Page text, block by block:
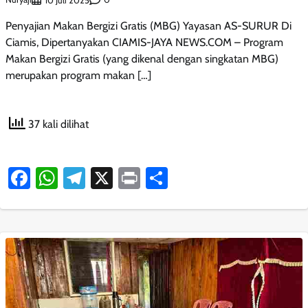
Penyajian Makan Bergizi Gratis (MBG) Yayasan AS-SURUR Di
Ciamis, Dipertanyakan CIAMIS-JAYA NEWS.COM – Program
Makan Bergizi Gratis (yang dikenal dengan singkatan MBG)
merupakan program makan […]
37 kali dilihat
Facebook
WhatsApp
Telegram
X Print